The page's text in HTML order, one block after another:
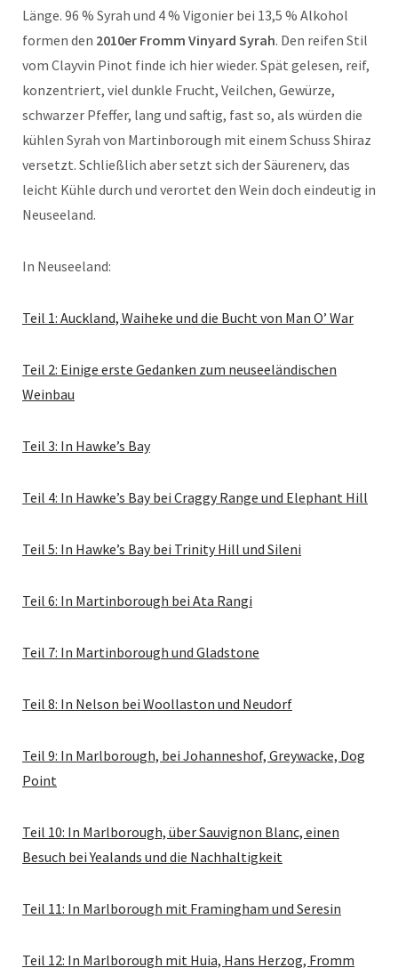
Länge. 96 % Syrah und 4 % Vigonier bei 13,5 % Alkohol
formen den 2010er Fromm Vinyard Syrah. Den reifen Stil
vom Clayvin Pinot finde ich hier wieder. Spät gelesen, reif,
konzentriert, viel dunkle Frucht, Veilchen, Gewürze,
schwarzer Pfeffer, lang und saftig, fast so, als würden die
kühlen Syrah von Martinborough mit einem Schuss Shiraz
versetzt. Schließlich aber setzt sich der Säurenerv, das
leicht Kühle durch und verortet den Wein doch eindeutig in
Neuseeland.
In Neuseeland:
Teil 1: Auckland, Waiheke und die Bucht von Man O’ War
Teil 2: Einige erste Gedanken zum neuseeländischen
Weinbau
Teil 3: In Hawke’s Bay
Teil 4: In Hawke’s Bay bei Craggy Range und Elephant Hill
Teil 5: In Hawke’s Bay bei Trinity Hill und Sileni
Teil 6: In Martinborough bei Ata Rangi
Teil 7: In Martinborough und Gladstone
Teil 8: In Nelson bei Woollaston und Neudorf
Teil 9: In Marlborough, bei Johanneshof, Greywacke, Dog
Point
Teil 10: In Marlborough, über Sauvignon Blanc, einen
Besuch bei Yealands und die Nachhaltigkeit
Teil 11: In Marlborough mit Framingham und Seresin
Teil 12: In Marlborough mit Huia, Hans Herzog, Fromm